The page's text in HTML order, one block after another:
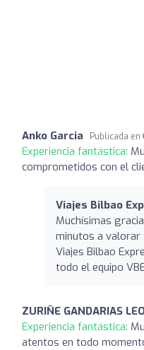
Anko Garcia Publicada en
Experiencia fantástica:
comprometidos con el
Viajes Bilbao
Muchísimas
minutos a valorar
Viajes Bilbao
todo el equipo
ZURIÑE GANDARIAS
Experiencia fantástica:
atentos en todo